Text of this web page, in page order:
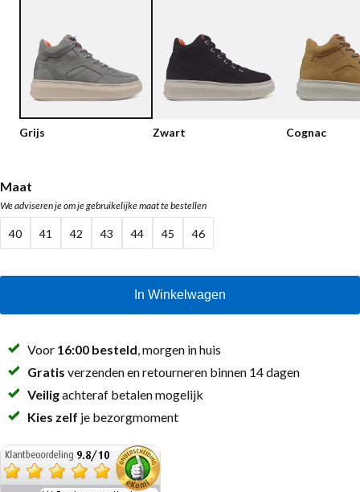
Vegan
Sandalen
Loafers
Bikerboots
Enkellaarsjes met rits
Chelseaboots
Grijs Zwart Cognac
Maat
We adviseren je om je gebruikelijke maat te bestellen
40 41 42 43 44 45 46
In Winkelwagen
Voor 16:00 besteld , morgen in huis
Gratis verzenden en retourneren binnen 14 dagen
Veiligachteraf betalen mogelijk
Kies zelf je bezorgmoment